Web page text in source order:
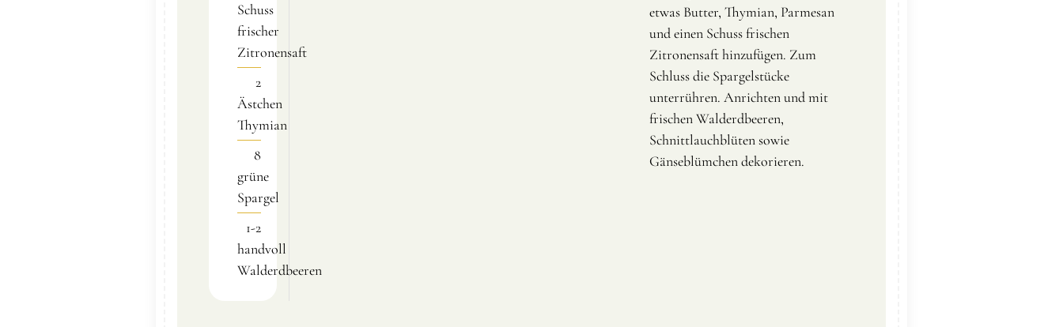
Schuss
frischer
Zitronensaft
2
Ästchen
Thymian
8
grüne
Spargel
1-2
handvoll
Walderdbeeren
etwas Butter, Thymian, Parmesan
und einen Schuss frischen
Zitronensaft hinzufügen. Zum
Schluss die Spargelstücke
unterrühren. Anrichten und mit
frischen Walderdbeeren,
Schnittlauchblüten sowie
Gänseblümchen dekorieren.